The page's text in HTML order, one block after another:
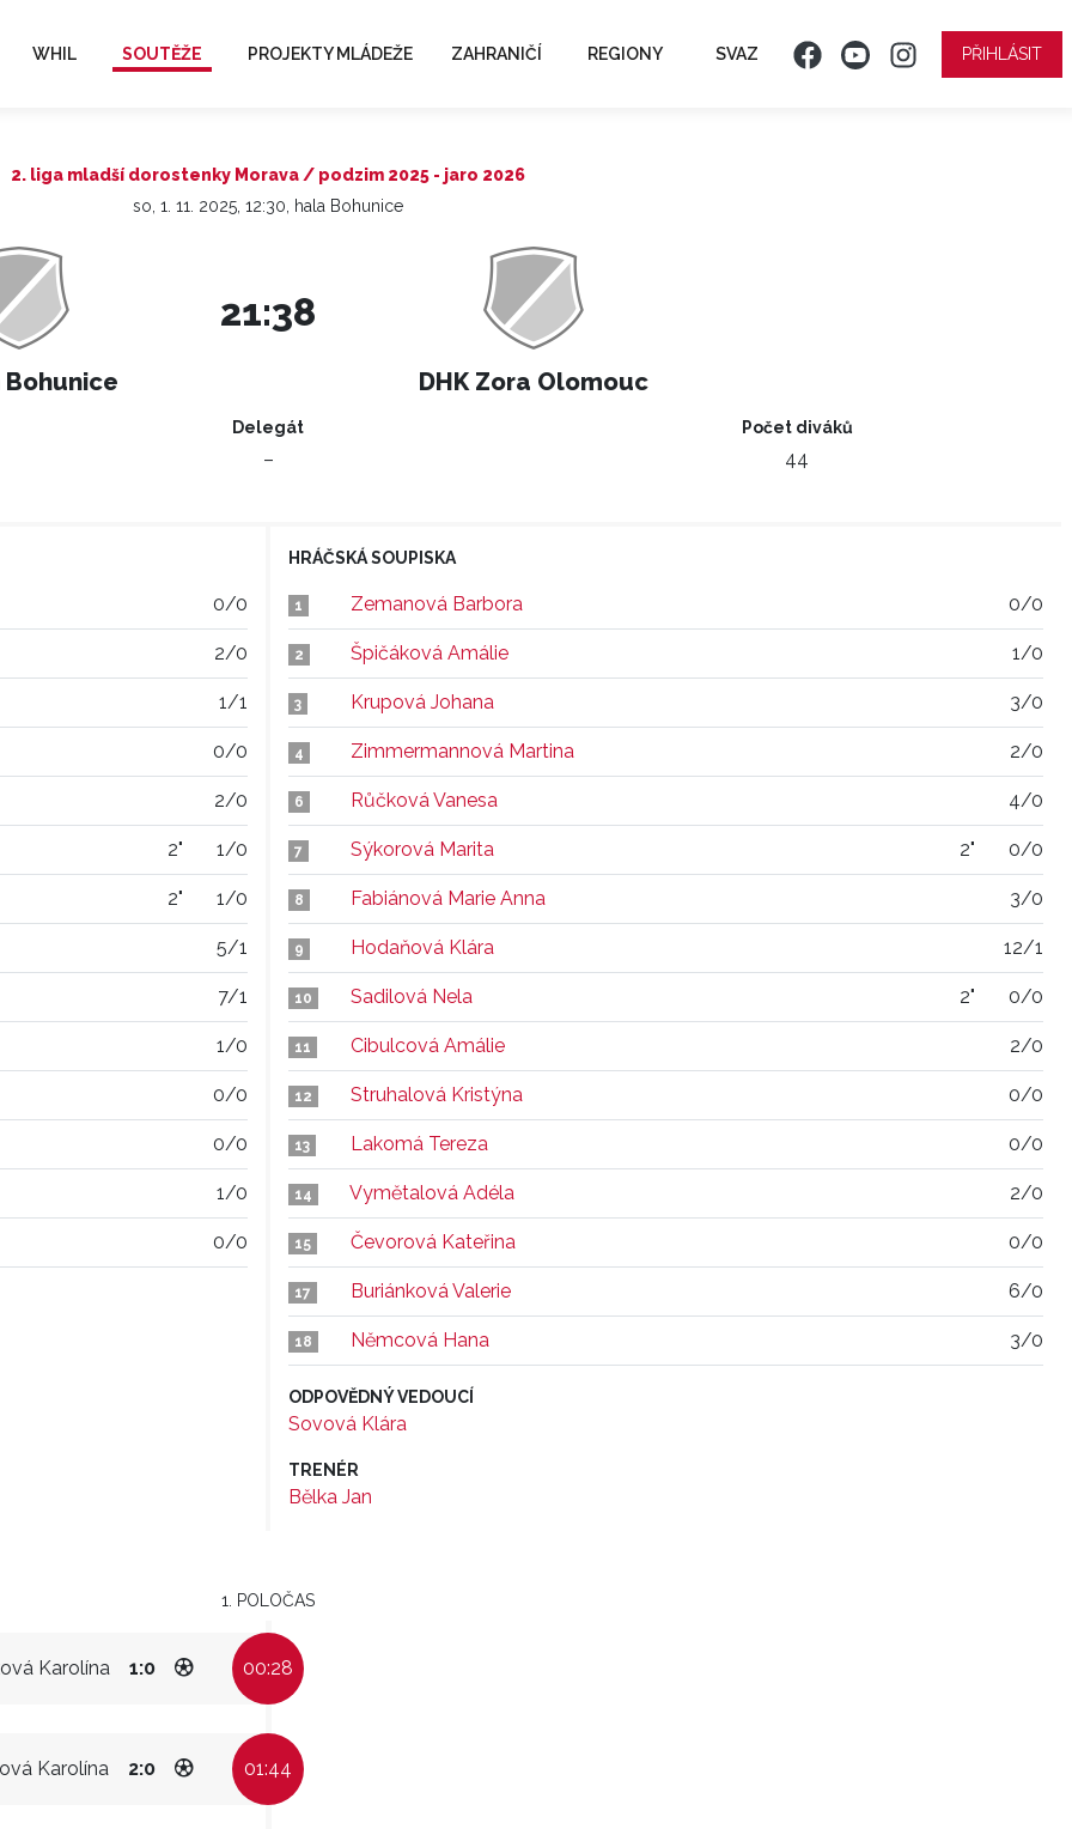
WHIL SOUTĚŽE PROJEKTY MLÁDEŽE ZAHRANIČÍ REGIONY SVAZ PŘIHLÁSIT
2. liga mladší dorostenky Morava / podzim 2025 - jaro 2026
so, 1. 11. 2025, 12:30, hala Bohunice
21:38
DHK Zora Olomouc
Delegát
–
Počet diváků
44
0/0
2/0
1/1
0/0
2/0
2" 1/0
2" 1/0
5/1
7/1
1/0
0/0
0/0
1/0
0/0
HRÁČSKÁ SOUPISKA
1 Zemanová Barbora 0/0
2 Špičáková Amálie 1/0
3 Krupová Johana 3/0
4 Zimmermannová Martina 2/0
6 Růčková Vanesa 4/0
7 Sýkorová Marita 2" 0/0
8 Fabiánová Marie Anna 3/0
9 Hodaňová Klára 12/1
10 Sadilová Nela 2" 0/0
11 Cibulcová Amálie 2/0
12 Struhalová Kristýna 0/0
13 Lakomá Tereza 0/0
14 Vymětalová Adéla 2/0
15 Čevorová Kateřina 0/0
17 Buriánková Valerie 6/0
18 Němcová Hana 3/0
ODPOVĚDNÝ VEDOUCÍ
Sovová Klára
TRENÉR
Bělka Jan
1. POLOČAS
Karolína 1:0 00:28
Karolína 2:0 01:44